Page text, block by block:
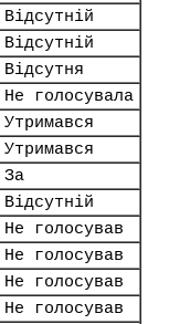
Відсутній
Відсутній
Відсутня
Не голосувала
Утримався
Утримався
За
Відсутній
Не голосував
Не голосував
Не голосував
Не голосував